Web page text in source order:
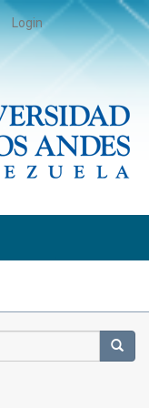
Login